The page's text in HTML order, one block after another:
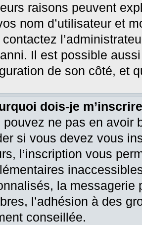
raisons peuvent
nom d’utilisateur et
Il est possible
de son côté, et
dois-je
pouvez ne pas en avoir
si vous devez vous
l’inscription vous
la messagerie
l’adhésion à des
conseillée.